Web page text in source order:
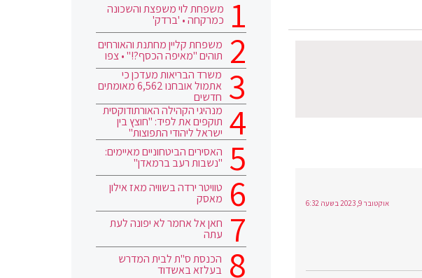
אוקטובר 9, 2023 בשעה 6:32
משפחת לוי משפצת והשכונה
כמרקחה • 'ברדק'
משפחת קליין מחתנת והאורחים
תוהים "מאיפה הכסף?!" • צפו
משרד הבריאות מעדכן כי
אתמול אובחנו 6,562 מאומתים
חדשים
מנהיגי הקהילה האורתודוקסית
תוקפים את לפיד: "חוצץ בין
ישראל ליהודי התפוצות"
האסירים הביטחוניים מאיימים:
"נשבות רעב ברמאדן"
טוויטר ירדה בשוויה מאז אילון
מאסק
חאן אל אחמר לא יפונה לעת
עתה
הכנסת ס"ת לבית המדרש
בעלזא באשדוד